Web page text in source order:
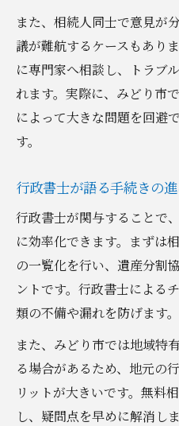
また、相続人同士で意見が
議が難航するケースもあり
に専門家へ相談し、トラブ
れます。実際に、みどり市
によって大きな問題を回避
す。
行政書士が語る手続きの
行政書士が関与することで
に効率化できます。まずは
の一覧化を行い、遺産分割
ントです。行政書士による
類の不備や漏れを防げます。
また、みどり市では地域特
る場合があるため、地元の
リットが大きいです。無料
し、疑問点を早めに解消し